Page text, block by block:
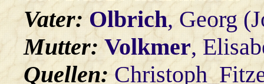
Vater:Olbrich, Georg
Mutter:Volkmer,
Quellen: